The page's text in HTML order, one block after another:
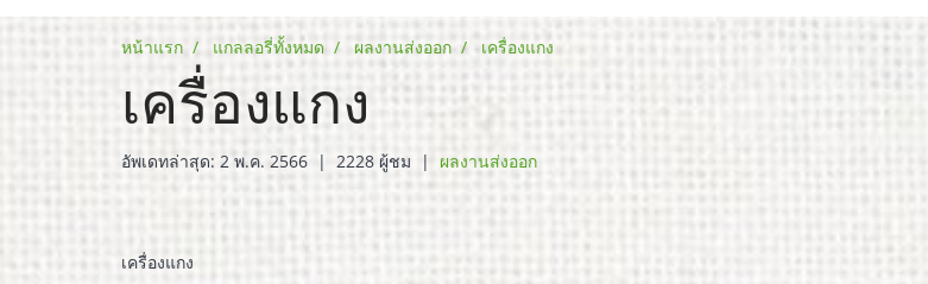
หน้าแรก แกลลอรี่ทั้งหมด ผลงานส่งออก เครื่องแกง
เครื่องแกง
อัพเดทล่าสุด: 2 พ.ค. 2566 | 2228 ผู้ชม | ผลงานส่งออก
เครื่องแกง